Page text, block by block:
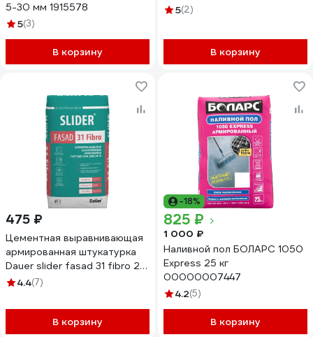
5-30 мм 1915578
5(3)
В корзину
5(2)
В корзину
475 ₽
Цементная выравнивающая
армированная штукатурка
Dauer slider fasad 31 fibro 25
кг 31713
4.4(7)
В корзину
-18%
825 ₽
1 000 ₽
Наливной пол БОЛАРС 1050
Express 25 кг
00000007447
4.2(5)
В корзину